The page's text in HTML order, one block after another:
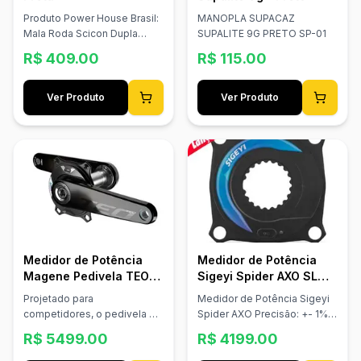
Produto Power House Brasil:
Mala Roda Scicon Dupla
Preta
R$ 409.00
Ver Produto
MANOPLA SUPACAZ
SUPALITE 9G PRETO SP-01
R$ 115.00
Ver Produto
Medidor de Potência
Magene Pedivela TEO
P515 Carbono DUB
Projetado para
competidores, o pedivela de
carbono ultraleve de 425g e
a aranha de alumínio 7075
R$ 5499.00
Medidor de Potência
Sigeyi Spider AXO SL
Shimano MTB BCD 104
Medidor de Potência Sigeyi
Spider AXO Precisão: +- 1%
Peso: 80g Bateria 300h
recarregável Calibração
R$ 4199.00